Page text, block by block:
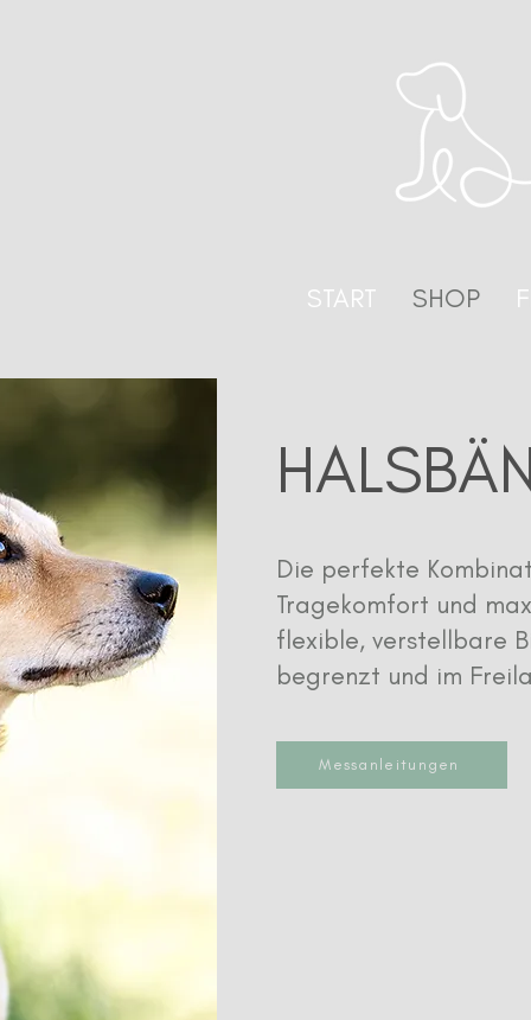
START SHOP
Die perfekte
Tragekomfort und
flexible, verstellbare
begrenzt und im
Messanleitungen